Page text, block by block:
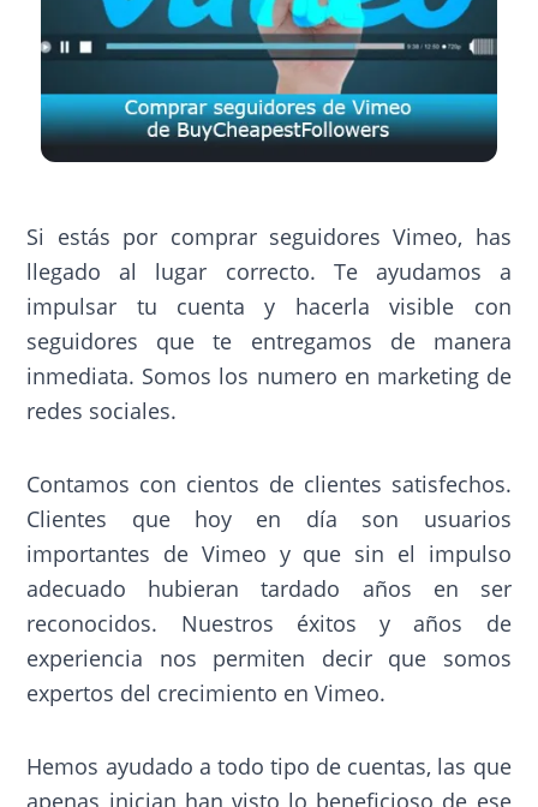
Si estás por comprar seguidores Vimeo, has
llegado al lugar correcto. Te ayudamos a
impulsar tu cuenta y hacerla visible con
seguidores que te entregamos de manera
inmediata. Somos los numero en marketing de
redes sociales.
Contamos con cientos de clientes satisfechos.
Clientes que hoy en día son usuarios
importantes de Vimeo y que sin el impulso
adecuado hubieran tardado años en ser
reconocidos. Nuestros éxitos y años de
experiencia nos permiten decir que somos
expertos del crecimiento en Vimeo.
Hemos ayudado a todo tipo de cuentas, las que
apenas inician han visto lo beneficioso de ese